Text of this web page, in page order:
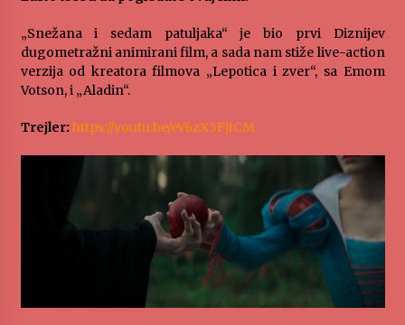
MEDALJE ZA TOPLIČANIN NA MEĐUNARODNOJ
SCENI!
4 months ago
“ИМА РУПА ДА ПРОПАДНЕШ”
Karatisti Topličanina osvojili 24 medalje na
Prvenstvu regiona u Jagodini
5 months ago
ОБАВЕШТЕЊЕ
5 months ago
„Snežana i sedam patuljaka“ je bio prvi Diznijev
dugometražni animirani film, a sada nam stiže live-action
verzija od kreatora filmova „Lepotica i zver“, sa Emom
Votson, i „Aladin“.
Trejler: https://youtu.be/eV6zX5FjtCM